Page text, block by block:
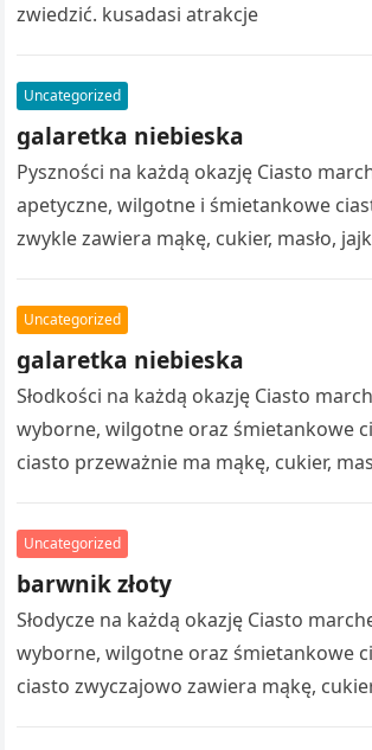
zwiedzić. kusadasi atrakcje
Uncategorized
galaretka niebieska
Pyszności na każdą okazję Ciasto
apetyczne, wilgotne i śmietankowe
zwykle zawiera mąkę, cukier, masło,
Uncategorized
galaretka niebieska
Słodkości na każdą okazję Ciasto
wyborne, wilgotne oraz śmietankowe
ciasto przeważnie ma mąkę, cukier,
Uncategorized
barwnik złoty
Słodycze na każdą okazję Ciasto
wyborne, wilgotne oraz śmietankowe
ciasto zwyczajowo zawiera mąkę,